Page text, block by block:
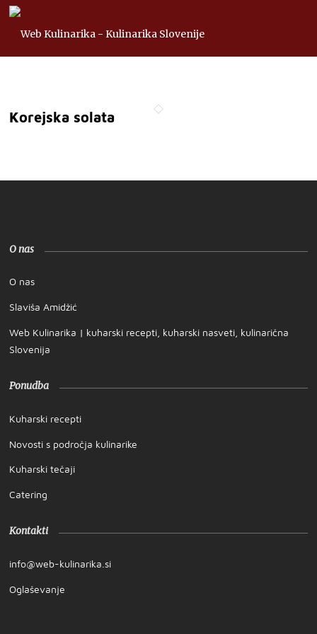
Korejska solata
O nas
O nas
Slaviša Amidžić
Web Kulinarika | kuharski recepti, kuharski nasveti, kulinarična
Slovenija
Ponudba
Kuharski recepti
Novosti s področja kulinarike
Kuharski tečaji
Catering
Kontakti
info@web-kulinarika.si
Oglaševanje